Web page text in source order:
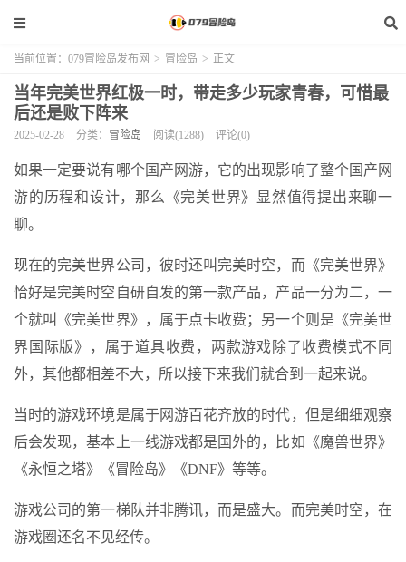
当前位置： 079冒险岛发布网 > 冒险岛 > 正文
当年完美世界红极一时，带走多少玩家青春，可惜最
后还是败下阵来
2025-02-28 分类： 冒险岛 阅读(1288) 评论(0)
如果一定要说有哪个国产网游，它的出现影响了整个国产网
游的历程和设计，那么《完美世界》显然值得提出来聊一
聊。
现在的完美世界公司，彼时还叫完美时空，而《完美世界》
恰好是完美时空自研自发的第一款产品，产品一分为二，一
个就叫《完美世界》，属于点卡收费；另一个则是《完美世
界国际版》，属于道具收费，两款游戏除了收费模式不同
外，其他都相差不大，所以接下来我们就合到一起来说。
当时的游戏环境是属于网游百花齐放的时代，但是细细观察
后会发现，基本上一线游戏都是国外的，比如《魔兽世界》
《永恒之塔》《冒险岛》《DNF》等等。
游戏公司的第一梯队并非腾讯，而是盛大。而完美时空，在
游戏圈还名不见经传。